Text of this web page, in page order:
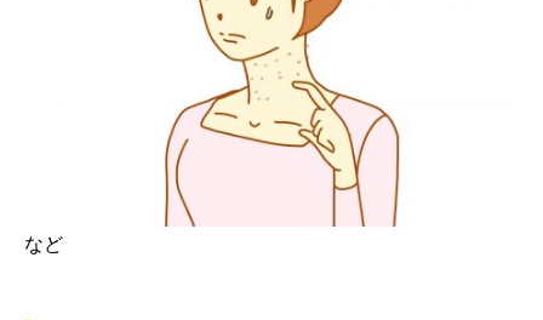
など